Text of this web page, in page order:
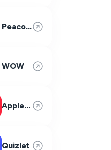
Peacock
WOW
Apple Music
Quizlet